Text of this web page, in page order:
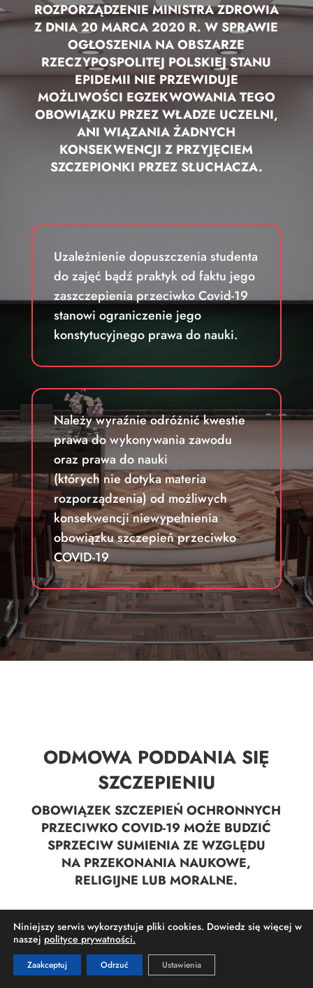
ROZPORZĄDZENIE MINISTRA ZDROWIA
Z DNIA 20 MARCA 2020 R. W SPRAWIE
OGŁOSZENIA NA OBSZARZE
RZECZYPOSPOLITEJ POLSKIEJ STANU
EPIDEMII NIE PRZEWIDUJE
MOŻLIWOŚCI EGZEKWOWANIA TEGO
OBOWIĄZKU PRZEZ WŁADZE UCZELNI,
ANI WIĄZANIA ŻADNYCH
KONSEKWENCJI Z PRZYJĘCIEM
SZCZEPIONKI PRZEZ SŁUCHACZA.
Uzależnienie dopuszczenia studenta
do zajęć bądź praktyk od faktu jego
zaszczepienia przeciwko Covid-19
stanowi ograniczenie jego
konstytucyjnego prawa do nauki.
Należy wyraźnie odróżnić kwestie
prawa do wykonywania zawodu
oraz prawa do nauki
(których nie dotyka materia
rozporządzenia) od możliwych
konsekwencji niewypełnienia
obowiązku szczepień przeciwko
COVID-19
ODMOWA PODDANIA SIĘ
SZCZEPIENIU
OBOWIĄZEK SZCZEPIEŃ OCHRONNYCH
PRZECIWKO COVID-19 MOŻE BUDZIĆ
SPRZECIW SUMIENIA ZE WZGLĘDU
NA PRZEKONANIA NAUKOWE,
RELIGIJNE LUB MORALNE.
Niniejszy serwis wykorzystuje pliki cookies. Dowiedz się więcej w
naszej polityce prywatności.
Zaakceptuj Odrzuć Ustawienia